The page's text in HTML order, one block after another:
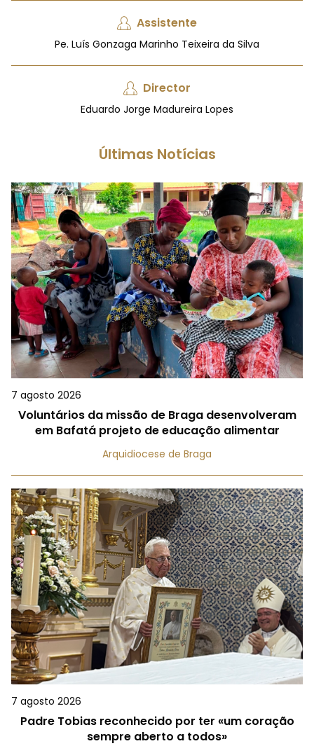
Assistente
Pe. Luís Gonzaga Marinho Teixeira da Silva
Director
Eduardo Jorge Madureira Lopes
Últimas Notícias
7 agosto 2026
Voluntários da missão de Braga desenvolveram
em Bafatá projeto de educação alimentar
Arquidiocese de Braga
7 agosto 2026
Padre Tobias reconhecido por ter «um coração
sempre aberto a todos»